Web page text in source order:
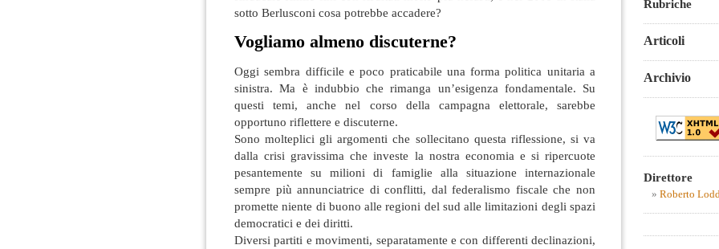
sotto Berlusconi cosa potrebbe accadere?
Vogliamo almeno discuterne?
Oggi sembra difficile e poco praticabile una forma politica unitaria a
sinistra. Ma è indubbio che rimanga un’esigenza fondamentale. Su
questi temi, anche nel corso della campagna elettorale, sarebbe
opportuno riflettere e discuterne.
Sono molteplici gli argomenti che sollecitano questa riflessione, si va
dalla crisi gravissima che investe la nostra economia e si ripercuote
pesantemente su milioni di famiglie alla situazione internazionale
sempre più annunciatrice di conflitti, dal federalismo fiscale che non
promette niente di buono alle regioni del sud alle limitazioni degli spazi
democratici e dei diritti.
Diversi partiti e movimenti, separatamente e con differenti declinazioni,
Rubriche
Articoli
Archivio
Direttore
Roberto